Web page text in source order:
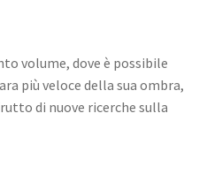
volume, dove è possibile
più veloce della sua ombra,
di nuove ricerche sulla